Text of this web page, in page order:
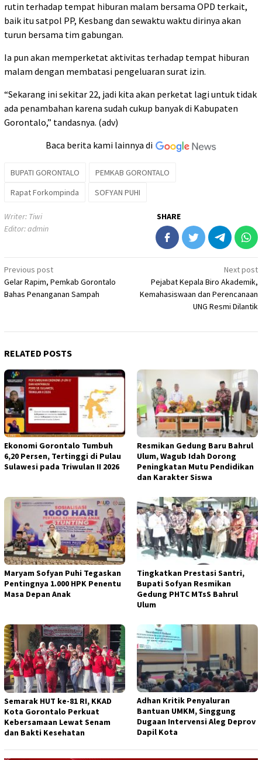
rutin terhadap tempat hiburan malam bersama OPD terkait,
baik itu satpol PP, Kesbang dan sewaktu waktu dirinya akan
turun bersama tim gabungan.
Ia pun akan memperketat aktivitas terhadap tempat hiburan
malam dengan membatasi pengeluaran surat izin.
“Sekarang ini sekitar 22, jadi kita akan perketat lagi untuk tidak
ada penambahan karena sudah cukup banyak di Kabupaten
Gorontalo,” tandasnya. (adv)
Baca berita kami lainnya di
BUPATI GORONTALO
PEMKAB GORONTALO
Rapat Forkompinda
SOFYAN PUHI
Writer: Tiwi
Editor: admin
SHARE
Post
navigation
Previous post
Gelar Rapim, Pemkab Gorontalo
Bahas Penanganan Sampah
Next post
Pejabat Kepala Biro Akademik,
Kemahasiswaan dan Perencanaan
UNG Resmi Dilantik
RELATED POSTS
Ekonomi Gorontalo Tumbuh
6,20 Persen, Tertinggi di Pulau
Sulawesi pada Triwulan II 2026
Resmikan Gedung Baru Bahrul
Ulum, Wagub Idah Dorong
Peningkatan Mutu Pendidikan
dan Karakter Siswa
Maryam Sofyan Puhi Tegaskan
Pentingnya 1.000 HPK Penentu
Masa Depan Anak
Tingkatkan Prestasi Santri,
Bupati Sofyan Resmikan
Gedung PHTC MTsS Bahrul
Ulum
Semarak HUT ke-81 RI, KKAD
Kota Gorontalo Perkuat
Kebersamaan Lewat Senam
dan Bakti Kesehatan
Adhan Kritik Penyaluran
Bantuan UMKM, Singgung
Dugaan Intervensi Aleg Deprov
Dapil Kota